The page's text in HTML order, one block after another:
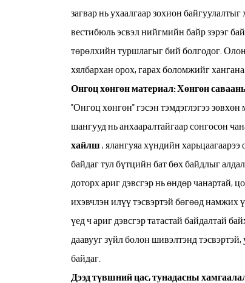
загвар нь ухаалгаар зохион
вестибюль эсвэл нийгмийн байр зэрэг
төрөлхийн туршлагыг бий болгодог.
хялбархан орох, гарах боломжийг хангана.
Онгоц хөнгөн материал: Хөнгөн
"Онгоц хөнгөн" гэсэн тэмдэглэгээ
шангууд нь анхааралтайгаар сонгосон
хайлш , ялангуяа хүндийн
байдаг тул бүтцийн бат бөх байдлыг
доторх ариг дэвсгэр нь өндөр чанартай,
ихэвчлэн илүү тэсвэртэй бөгөөд намжих
үед ч ариг дэвсгэр татастай байдалтай
даавууг зүйл болон шивэлтэнд
байдаг.
Дээд түвшний цас, тунадасны